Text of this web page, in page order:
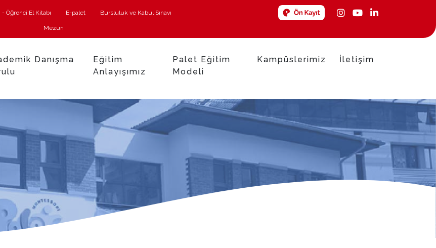
- Öğrenci El Kitabı E-palet Bursluluk ve Kabul Sınavı
Mezun
Danışma
Eğitim
Anlayışımız
Palet Eğitim
Modeli
Kampüslerimiz İletişim